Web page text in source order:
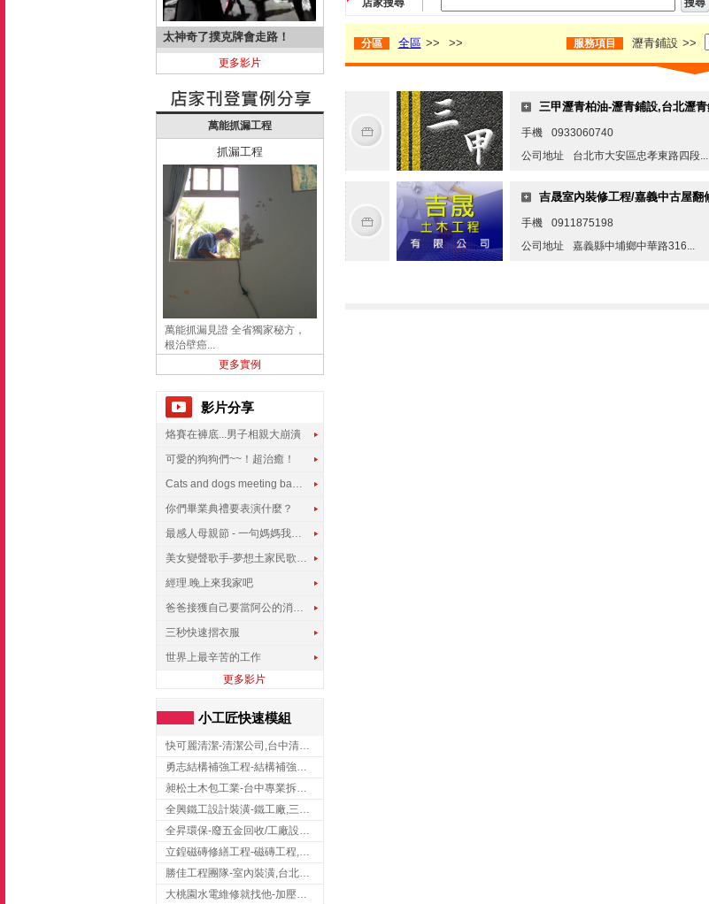
太神奇了撲克牌會走路！
更多影片
萬能抓漏工程
抓漏工程
萬能抓漏見證 全省獨家秘方，
根治壁癌...
更多實例
影片分享
烙賽在褲底...男子相親大崩潰
可愛的狗狗們~~！超治癒！
Cats and dogs meeting babies for the first time
你們畢業典禮要表演什麼？
最感人母親節 - 一句媽媽我愛你
美女變聲歌手-夢想土家民歌傳遍世界
經理.晚上來我家吧
爸爸接獲自己要當阿公的消息，反應史上最可愛!!!
三秒快速摺衣服
世界上最辛苦的工作
更多影片
小工匠快速模組
快可麗清潔-清潔公司,台中清潔公司,台中居家清潔
勇志結構補強工程-結構補強工程 ,桃園結構補強工程,龍潭結構補強工程
昶松土木包工業-台中專業拆除工程/挖土機出租
全興鐵工設計裝潢-鐵工廠,三峽鐵工廠,台北鐵工廠
全昇環保-廢五金回收/工廠設備收購/機械設備回收/高價收購廠房設備
立鍠磁磚修繕工程-磁磚工程,磁磚修補,新竹磁磚工程
勝佳工程團隊-室內裝潢,台北房屋裝修,三重室內裝修
大桃園水電維修就找他-加壓馬達,抽水馬達,桃園水電行,中壢水電
店家搜尋
分區 全區 >> >> 服務項目 瀝青鋪設 >>
手機 0933060740
公司地址
台北市大安區忠孝東路四段...
手機 0911875198
公司地址
嘉義縣中埔鄉中華路316...